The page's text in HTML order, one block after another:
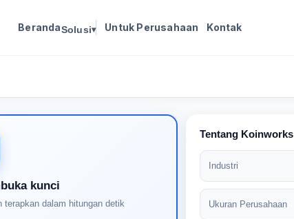
BerandaSolusi▾ Untuk Perusahaan Kontak
kunci
terapkan dalam hitungan detik
Tentang Koinworks
Industri
Ukuran Perusahaan